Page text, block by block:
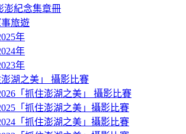
澎紀念集章冊
旅遊
年
年
年
澎湖之美」 攝影比賽
「抓住澎湖之美」 攝影比賽
「抓住澎湖之美」攝影比賽
「抓住澎湖之美」攝影比賽